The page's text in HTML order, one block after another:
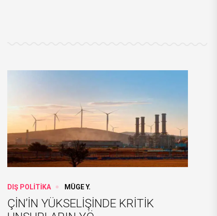
DIŞ POLİTİKA MÜGE Y.
ÇİN’İN YÜKSELİŞİNDE KRİTİK